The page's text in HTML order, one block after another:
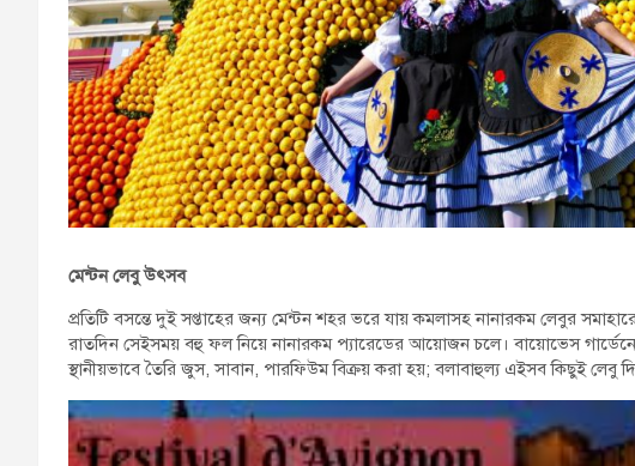
মেন্টন লেবু উৎসব
প্রতিটি বসন্তে দুই সপ্তাহের জন্য মেন্টন শহর ভরে যায় কমলাসহ নানারকম লেবুর
রাতদিন সেইসময় বহু ফল নিয়ে নানারকম প্যারেডের আয়োজন চলে। বায়োভেস
স্থানীয়ভাবে তৈরি জুস, সাবান, পারফিউম বিক্রয় করা হয়; বলাবাহুল্য এইসব কিছুই লেবু